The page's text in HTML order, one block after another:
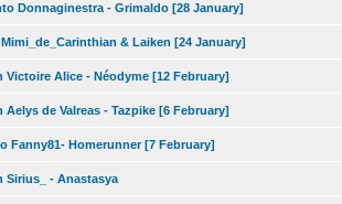
Donnaginestra - Grimaldo [28 January]
& Laiken [24 January]
Alice - Néodyme [12 February]
de Valreas - Tazpike [6 February]
Fanny81- Homerunner [7 February]
Sirius_ - Anastasya